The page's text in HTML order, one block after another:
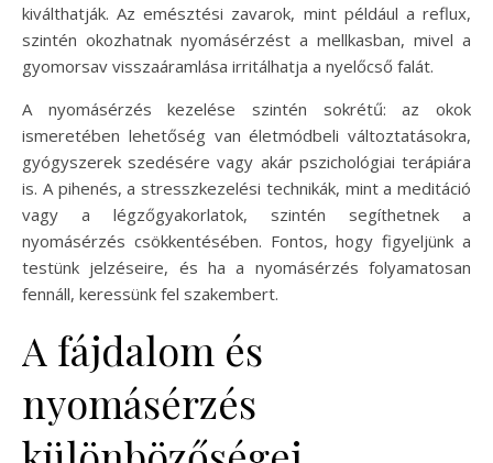
kiválthatják. Az emésztési zavarok, mint például a reflux,
szintén okozhatnak nyomásérzést a mellkasban, mivel a
gyomorsav visszaáramlása irritálhatja a nyelőcső falát.
A nyomásérzés kezelése szintén sokrétű: az okok
ismeretében lehetőség van életmódbeli változtatásokra,
gyógyszerek szedésére vagy akár pszichológiai terápiára
is. A pihenés, a stresszkezelési technikák, mint a meditáció
vagy a légzőgyakorlatok, szintén segíthetnek a
nyomásérzés csökkentésében. Fontos, hogy figyeljünk a
testünk jelzéseire, és ha a nyomásérzés folyamatosan
fennáll, keressünk fel szakembert.
A fájdalom és
nyomásérzés